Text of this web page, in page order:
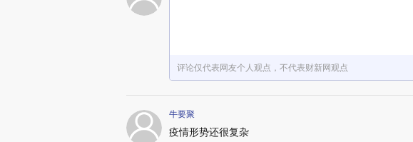
评论仅代表网友个人观点，不代表财新网观点
牛要聚
疫情形势还很复杂